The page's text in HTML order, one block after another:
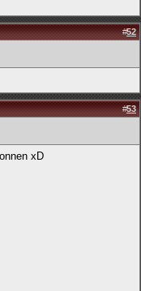
#52
#53
xD